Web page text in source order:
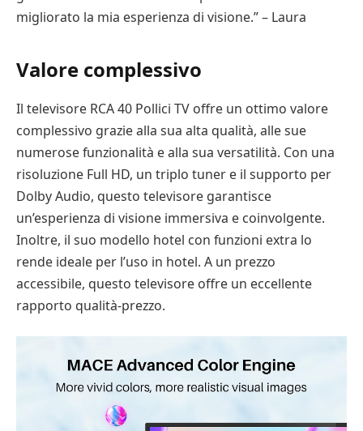
migliorato la mia esperienza di visione.” – Laura
Valore complessivo
Il televisore RCA 40 Pollici TV offre un ottimo valore
complessivo grazie alla sua alta qualità, alle sue
numerose funzionalità e alla sua versatilità. Con una
risoluzione Full HD, un triplo tuner e il supporto per
Dolby Audio, questo televisore garantisce
un’esperienza di visione immersiva e coinvolgente.
Inoltre, il suo modello hotel con funzioni extra lo
rende ideale per l’uso in hotel. A un prezzo
accessibile, questo televisore offre un eccellente
rapporto qualità-prezzo.